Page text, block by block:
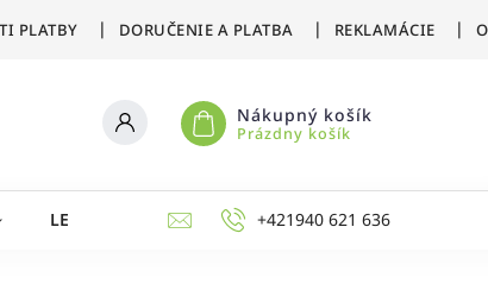
PLATBY DORUČENIE A PLATBA REKLAMÁCIE
Nákupný košík
Prázdny košík
LETNÉ ŠPORTY ZIMNÉ ŠPORTY
+421940 621 636